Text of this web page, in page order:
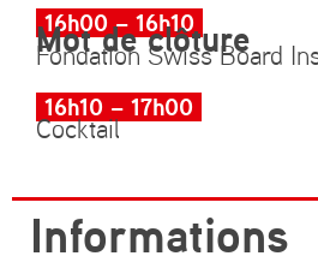
16h00 – 16h10
Mot de clôture
Fondation Swiss Board
16h10 – 17h00
Cocktail
Informations